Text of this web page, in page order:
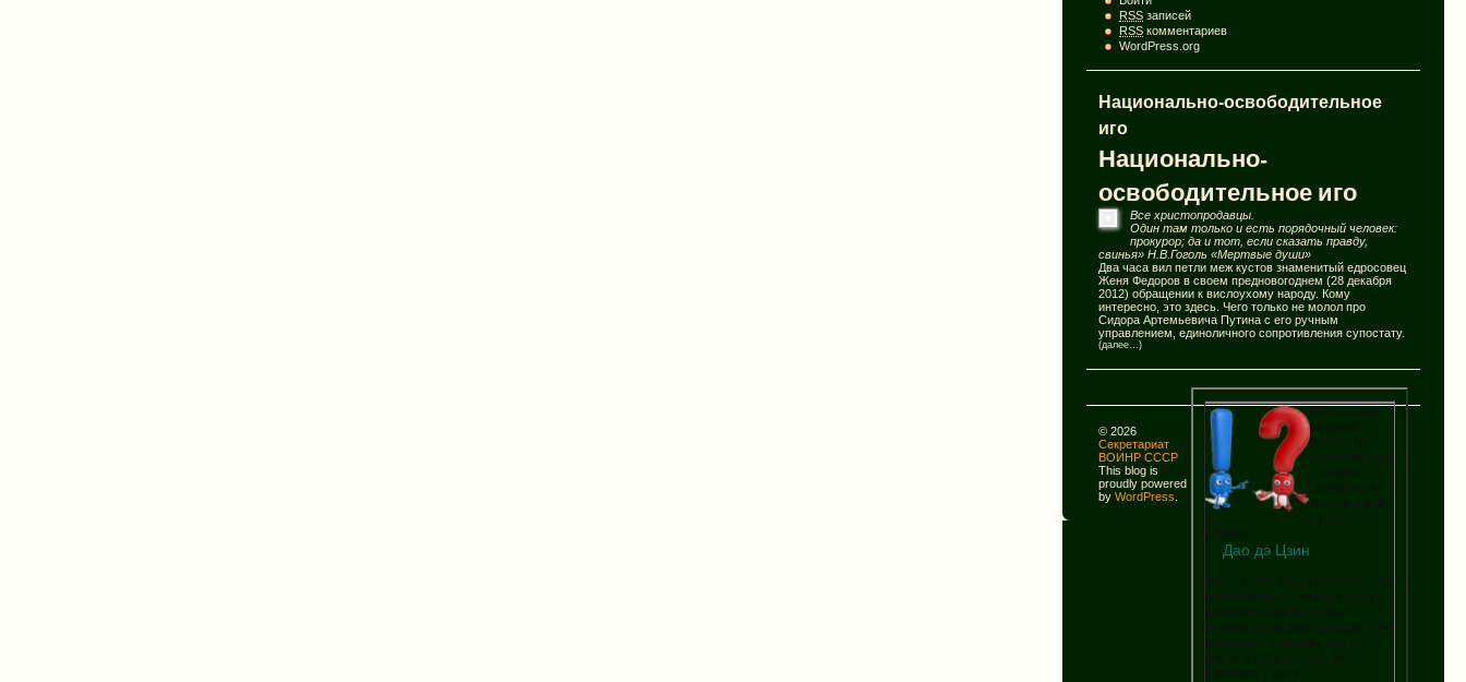
RSS записей
RSS комментариев
WordPress.org
Национально-освободительное
иго
Национально-
освободительное иго
Все христопродавцы.
Один там только и есть порядочный человек:
прокурор; да и тот, если сказать правду,
свинья» Н.В.Гоголь «Мертвые души»
Два часа вил петли меж кустов знаменитый едросовец
Женя Федоров в своем предновогоднем (28 декабря
2012) обращении к вислоухому народу. Кому
интересно, это здесь. Чего только не молол про
Сидора Артемьевича Путина с его ручным
управлением, единоличного сопротивления супостату.
(далее…)
Дао дэ Цзин
© 2026
Секретариат
ВОИНР СССР
This blog is
proudly powered
by WordPress